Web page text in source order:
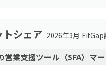
シェア 2026年3月 FitGap
営業支援ツール（SFA） マ